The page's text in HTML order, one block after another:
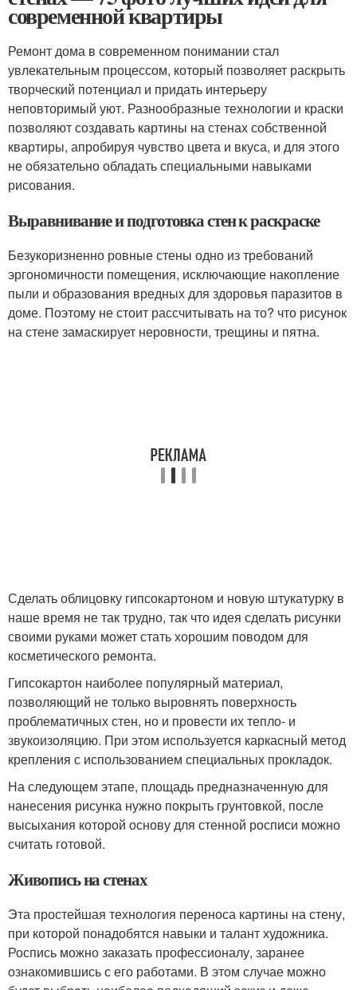
современной квартиры
Ремонт дома в современном понимании стал
увлекательным процессом, который позволяет раскрыть
творческий потенциал и придать интерьеру
неповторимый уют. Разнообразные технологии и краски
позволяют создавать картины на стенах собственной
квартиры, апробируя чувство цвета и вкуса, и для этого
не обязательно обладать специальными навыками
рисования.
Выравнивание и подготовка стен к раскраске
Безукоризненно ровные стены одно из требований
эргономичности помещения, исключающие накопление
пыли и образования вредных для здоровья паразитов в
доме. Поэтому не стоит рассчитывать на то? что рисунок
на стене замаскирует неровности, трещины и пятна.
Сделать облицовку гипсокартоном и новую штукатурку в
наше время не так трудно, так что идея сделать рисунки
своими руками может стать хорошим поводом для
косметического ремонта.
Гипсокартон наиболее популярный материал,
позволяющий не только выровнять поверхность
проблематичных стен, но и провести их тепло- и
звукоизоляцию. При этом используется каркасный метод
крепления с использованием специальных прокладок.
На следующем этапе, площадь предназначенную для
нанесения рисунка нужно покрыть грунтовкой, после
высыхания которой основу для стенной росписи можно
считать готовой.
Живопись на стенах
Эта простейшая технология переноса картины на стену,
при которой понадобятся навыки и талант художника.
Роспись можно заказать профессионалу, заранее
ознакомившись с его работами. В этом случае можно